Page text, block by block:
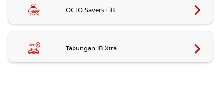
OCTO Savers+ iB
Tabungan iB Xtra